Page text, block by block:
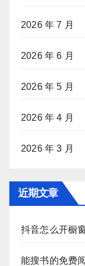
2026 年 7 月
2026 年 6 月
2026 年 5 月
2026 年 4 月
2026 年 3 月
近期文章
抖音怎么开橱
能搜书的免费